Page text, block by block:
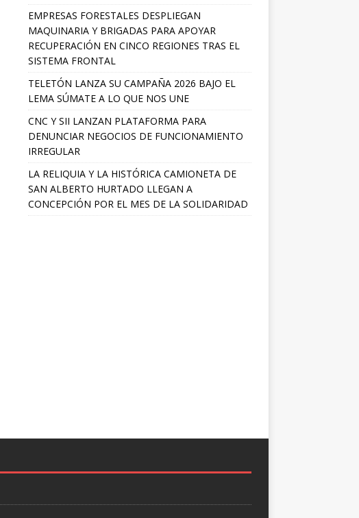
EMPRESAS FORESTALES DESPLIEGAN
MAQUINARIA Y BRIGADAS PARA APOYAR
RECUPERACIÓN EN CINCO REGIONES TRAS EL
SISTEMA FRONTAL
TELETÓN LANZA SU CAMPAÑA 2026 BAJO EL
LEMA SÚMATE A LO QUE NOS UNE
CNC Y SII LANZAN PLATAFORMA PARA
DENUNCIAR NEGOCIOS DE FUNCIONAMIENTO
IRREGULAR
LA RELIQUIA Y LA HISTÓRICA CAMIONETA DE
SAN ALBERTO HURTADO LLEGAN A
CONCEPCIÓN POR EL MES DE LA SOLIDARIDAD